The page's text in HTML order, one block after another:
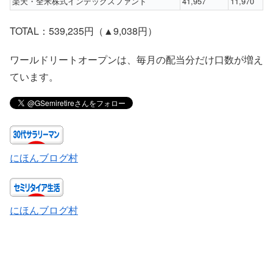
TOTAL：539,235円（▲9,038円）
ワールドリートオープンは、毎月の配当分だけ口数が増え
ています。
にほんブログ村
にほんブログ村